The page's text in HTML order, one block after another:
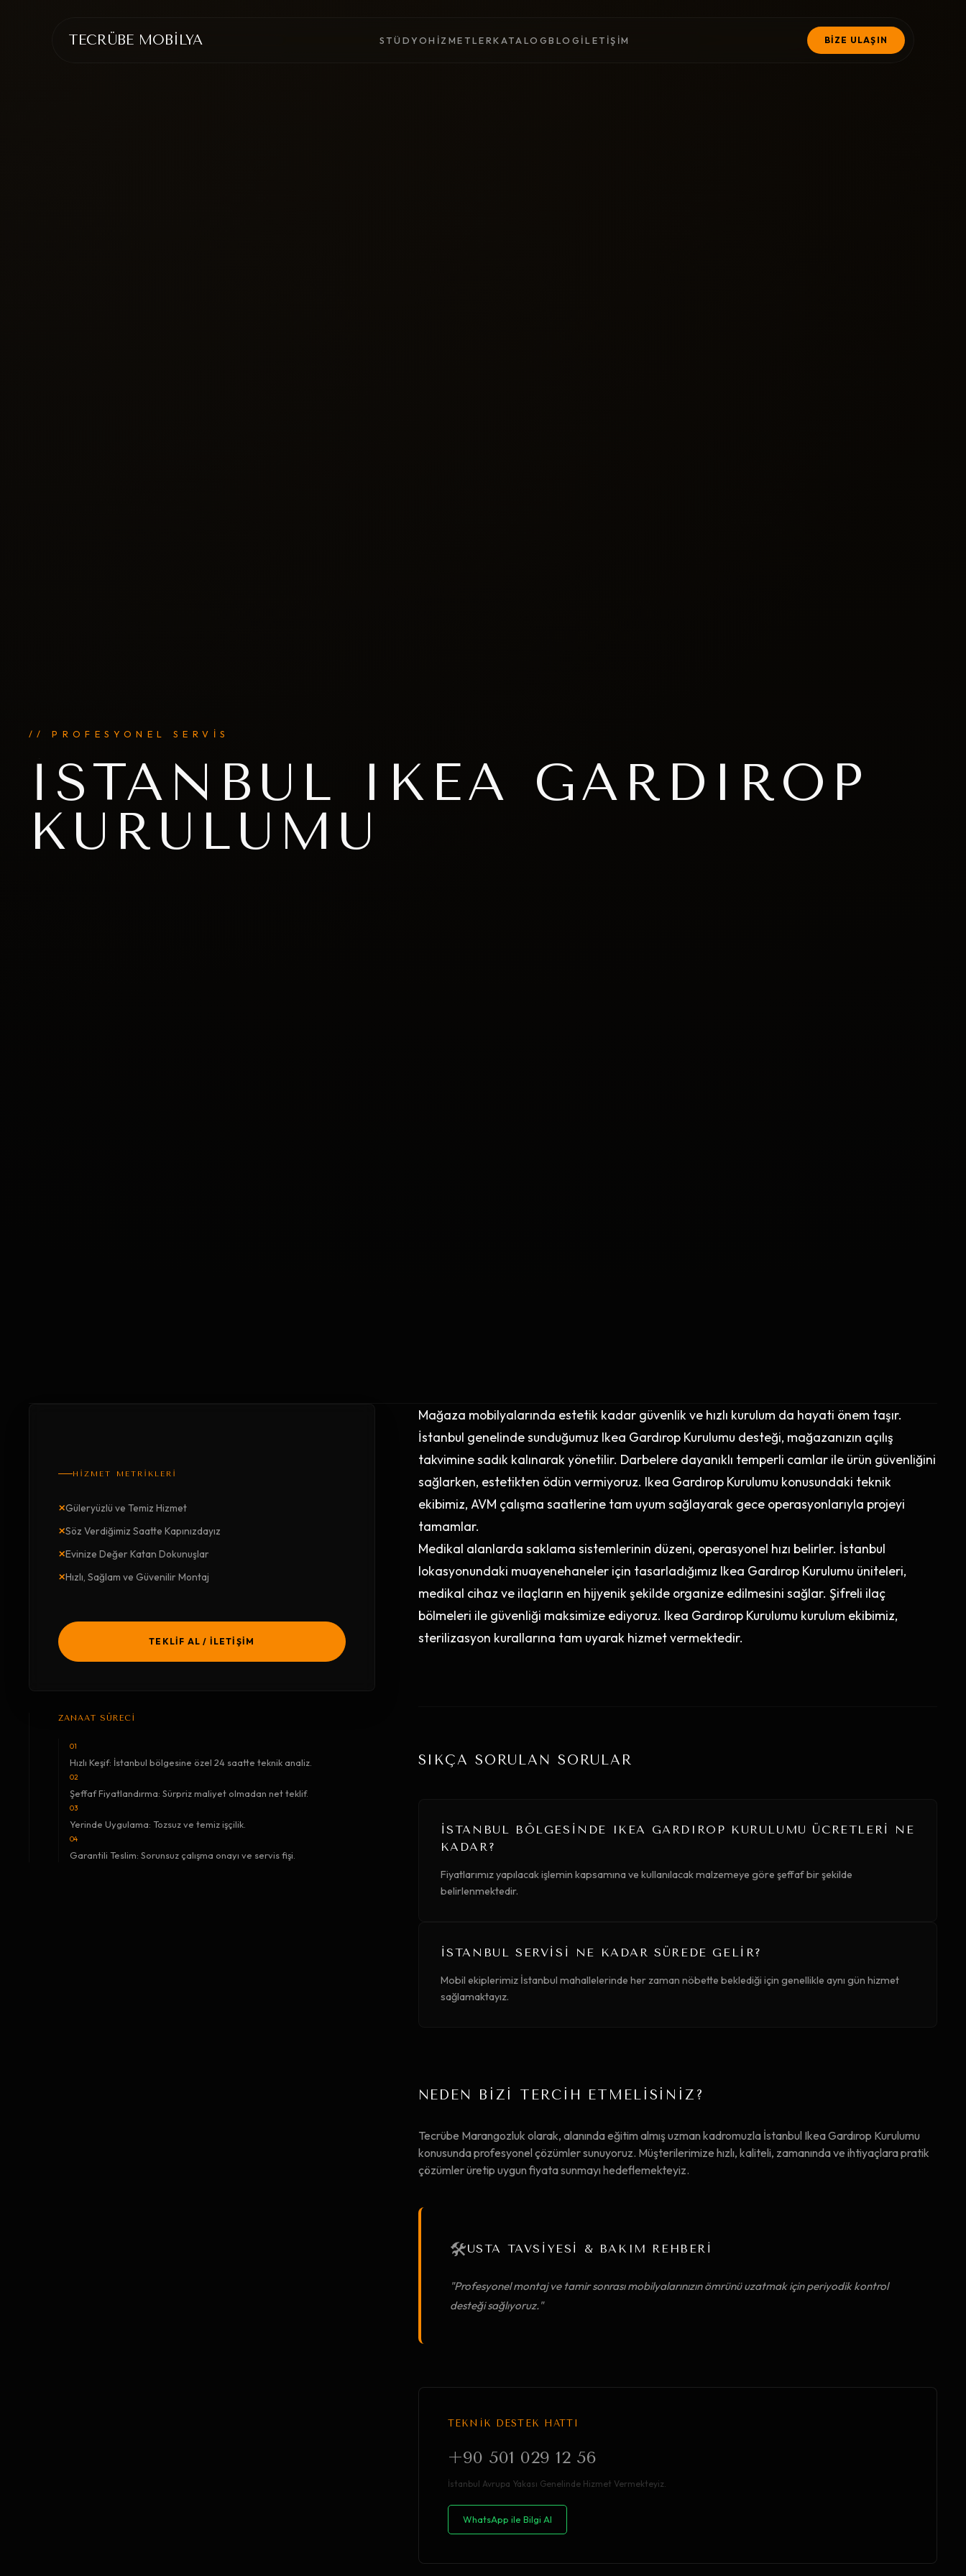
TECRÜBE MOBİLYA STÜDYOHIZMETLERKATALOGBLOG İLETIŞIM BİZE ULAŞIN
// PROFESYONEL SERVİS
İSTANBUL IKEA GARDIROP
KURULUMU
HİZMET METRİKLERİ
×Güleryüzlü ve Temiz Hizmet
×Söz Verdiğimiz Saatte Kapınızdayız
×Evinize Değer Katan Dokunuşlar
×Hızlı, Sağlam ve Güvenilir Montaj
TEKLİF AL / İLETİŞİM
ZANAAT SÜRECİ
01
Hızlı Keşif: İstanbul bölgesine özel 24 saatte teknik analiz.
02
Şeffaf Fiyatlandırma: Sürpriz maliyet olmadan net teklif.
03
Yerinde Uygulama: Tozsuz ve temiz işçilik.
04
Garantili Teslim: Sorunsuz çalışma onayı ve servis fişi.
Mağaza mobilyalarında estetik kadar güvenlik ve hızlı kurulum da hayati önem taşır.
İstanbul genelinde sunduğumuz Ikea Gardırop Kurulumu desteği, mağazanızın açılış
takvimine sadık kalınarak yönetilir. Darbelere dayanıklı temperli camlar ile ürün güvenliğini
sağlarken, estetikten ödün vermiyoruz. Ikea Gardırop Kurulumu konusundaki teknik
ekibimiz, AVM çalışma saatlerine tam uyum sağlayarak gece operasyonlarıyla projeyi
tamamlar.
Medikal alanlarda saklama sistemlerinin düzeni, operasyonel hızı belirler. İstanbul
lokasyonundaki muayenehaneler için tasarladığımız Ikea Gardırop Kurulumu üniteleri,
medikal cihaz ve ilaçların en hijyenik şekilde organize edilmesini sağlar. Şifreli ilaç
bölmeleri ile güvenliği maksimize ediyoruz. Ikea Gardırop Kurulumu kurulum ekibimiz,
sterilizasyon kurallarına tam uyarak hizmet vermektedir.
SIKÇA SORULAN SORULAR
İSTANBUL BÖLGESINDE IKEA GARDIROP KURULUMU ÜCRETLERI NE
KADAR?
Fiyatlarımız yapılacak işlemin kapsamına ve kullanılacak malzemeye göre şeffaf bir şekilde
belirlenmektedir.
İSTANBUL SERVISI NE KADAR SÜREDE GELIR?
Mobil ekiplerimiz İstanbul mahallelerinde her zaman nöbette beklediği için genellikle aynı gün hizmet
sağlamaktayız.
NEDEN BİZİ TERCİH ETMELİSİNİZ?
Tecrübe Marangozluk olarak, alanında eğitim almış uzman kadromuzla İstanbul Ikea Gardırop Kurulumu
konusunda profesyonel çözümler sunuyoruz. Müşterilerimize hızlı, kaliteli, zamanında ve ihtiyaçlara pratik
çözümler üretip uygun fiyata sunmayı hedeflemekteyiz.
🛠️USTA TAVSİYESİ & BAKIM REHBERİ
"Profesyonel montaj ve tamir sonrası mobilyalarınızın ömrünü uzatmak için periyodik kontrol
desteği sağlıyoruz."
TEKNİK DESTEK HATTI
+90 501 029 12 56
İstanbul Avrupa Yakası Genelinde Hizmet Vermekteyiz.
WhatsApp ile Bilgi Al